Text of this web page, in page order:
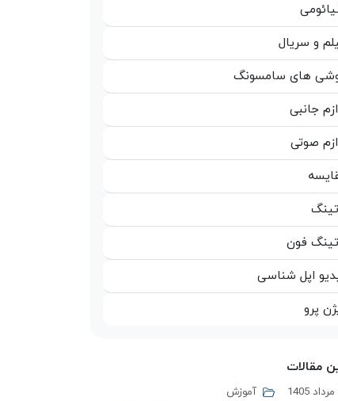
و سریال
های سامسونگ
جانبی
صوتی
فون
اپل شناسی
پرو
مقالات
آموزش